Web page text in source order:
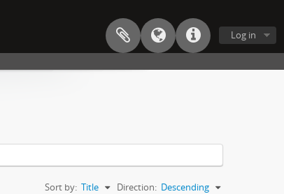
Log in
Sort by: Title Direction: Descending